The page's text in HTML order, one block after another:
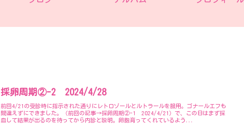
採卵周期②-2 2024/4/28
前回4/21の受診時に指示された通りにレトロゾールとルトラールを服用。ゴナールエフも
間違えずにできました。（前回の記事→採卵周期②-1 2024/4/21）で、この日はまず採
血して結果が出るのを待ってから内診と説明。卵胞育ってくれているよう...